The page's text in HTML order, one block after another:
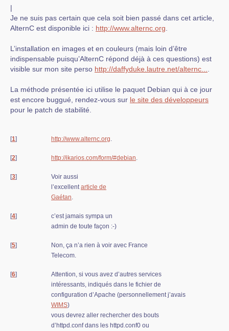
|
Je ne suis pas certain que cela soit bien passé dans cet article,
AlternC est disponible ici : http://www.alternc.org
L’installation en images et en couleurs (mais loin d’être
indispensable puisqu’AlternC répond déjà à ces questions) est
visible sur mon site perso http://daffyduke.lautre.net/alternc...
La méthode présentée ici utilise le paquet Debian qui à ce jour
est encore buggué, rendez-vous sur le site des développeurs
pour le patch de stabilité.
[1] http://www.alternc.org.
[2] http://ikarios.com/form/#debian.
[3]
Voir aussi
l’excellentarticle de
Gaétan.
[4]
c’est jamais sympa un
admin de toute façon :-)
[5]
Non, ça n’a rien à voir avec France
Telecom.
[6]
Attention, si vous avez d’autres services
intéressants, indiqués dans le fichier de
configuration d’Apache (personnellement j’avais
WIMS)
vous devrez aller rechercher des bouts
d’httpd.conf dans les httpd.conf0 ou